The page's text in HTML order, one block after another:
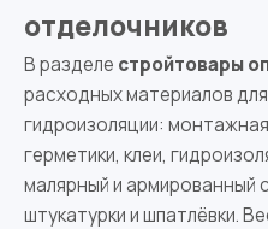
отделочников
В разделе стройтовары
расходных материалов
гидроизоляции:
герметики, клеи,
малярный и армированный
штукатурки и шпатлёвки.